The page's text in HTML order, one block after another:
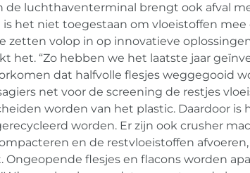
de luchthaventerminal brengt ook afval
het niet toegestaan om vloeistoffen mee
zetten volop in op innovatieve
het. “Zo hebben we het laatste jaar
dat halfvolle flesjes weggegooid
net voor de screening de restjes
worden van het plastic. Daardoor is
worden. Er zijn ook crusher
en de restvloeistoffen
Ongeopende flesjes en flacons worden